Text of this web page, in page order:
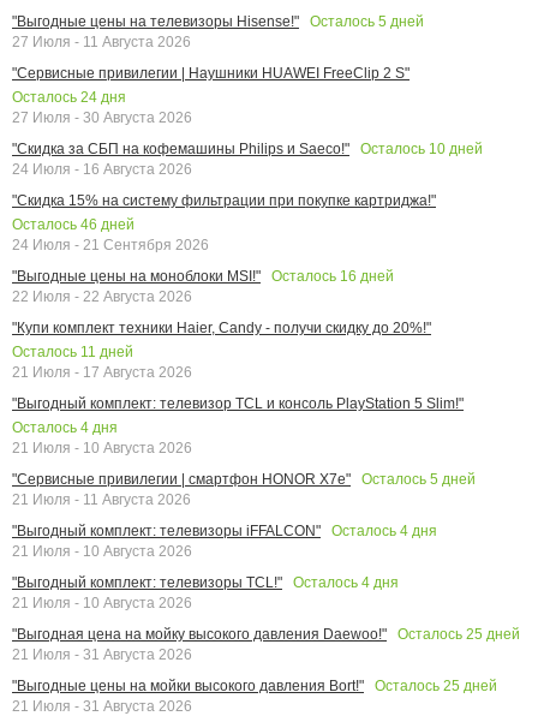
"Выгодные цены на телевизоры Hisense!"
Осталось 5 дней
27 Июля - 11 Августа 2026
"Сервисные привилегии | Наушники HUAWEI FreeClip 2 S"
Осталось 24 дня
27 Июля - 30 Августа 2026
"Скидка за СБП на кофемашины Philips и Saeco!"
Осталось 10 дней
24 Июля - 16 Августа 2026
"Скидка 15% на систему фильтрации при покупке картриджа!"
Осталось 46 дней
24 Июля - 21 Сентября 2026
"Выгодные цены на моноблоки MSI!"
Осталось 16 дней
22 Июля - 22 Августа 2026
"Купи комплект техники Haier, Candy - получи скидку до 20%!"
Осталось 11 дней
21 Июля - 17 Августа 2026
"Выгодный комплект: телевизор TCL и консоль PlayStation 5 Slim!"
Осталось 4 дня
21 Июля - 10 Августа 2026
"Сервисные привилегии | смартфон HONOR X7e"
Осталось 5 дней
21 Июля - 11 Августа 2026
"Выгодный комплект: телевизоры iFFALCON"
Осталось 4 дня
21 Июля - 10 Августа 2026
"Выгодный комплект: телевизоры TCL!"
Осталось 4 дня
21 Июля - 10 Августа 2026
"Выгодная цена на мойку высокого давления Daewoo!"
Осталось 25 дней
21 Июля - 31 Августа 2026
"Выгодные цены на мойки высокого давления Bort!"
Осталось 25 дней
21 Июля - 31 Августа 2026